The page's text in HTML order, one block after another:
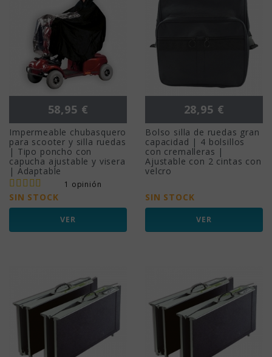
Precio
58,95 €
Impermeable chubasquero
para scooter y silla ruedas
| Tipo poncho con
capucha ajustable y visera
| Adaptable
1 opinión
SIN STOCK
VER
Precio
28,95 €
Bolso silla de ruedas gran
capacidad | 4 bolsillos
con cremalleras |
Ajustable con 2 cintas con
velcro
SIN STOCK
VER